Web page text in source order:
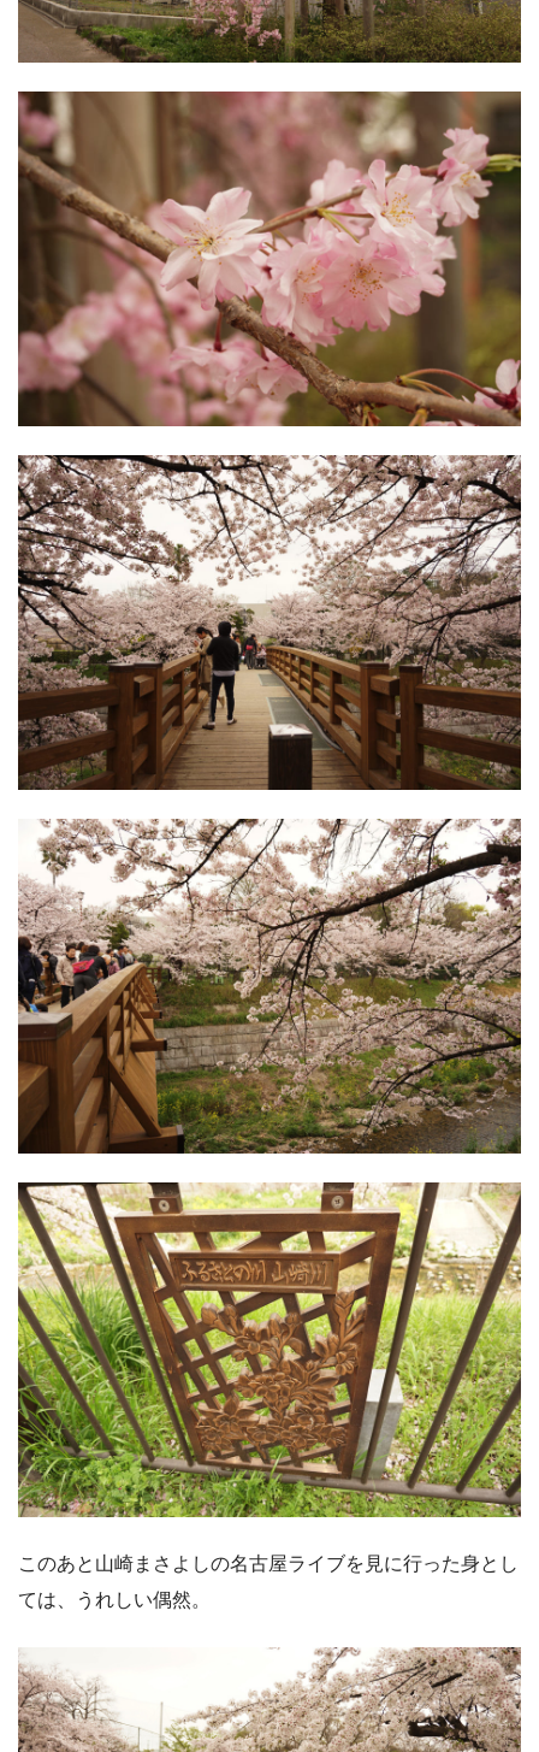
このあと山崎まさよしの名古屋ライブを見に行った身とし
ては、うれしい偶然。